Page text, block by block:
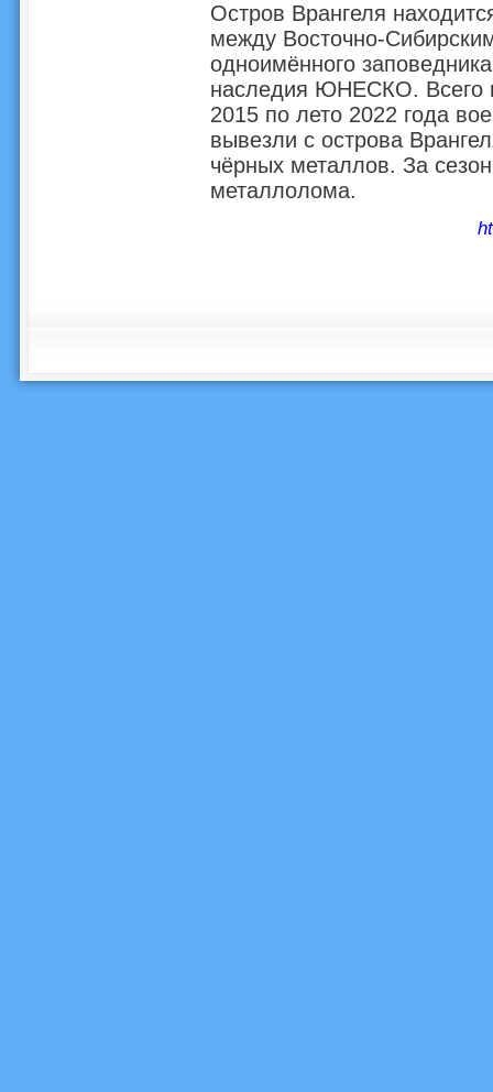
Остров Врангеля
между Восточно-
одноимённого
наследия ЮНЕСКО. Всего
2015 по лето 2022 года
вывезли с острова
чёрных металлов. За
металлолома.